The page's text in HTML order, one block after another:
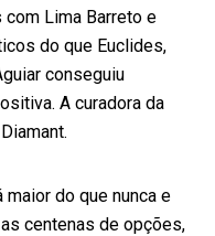
Lima Barreto e
do que Euclides,
conseguiu
A curadora da
do que nunca e
centenas de opções,